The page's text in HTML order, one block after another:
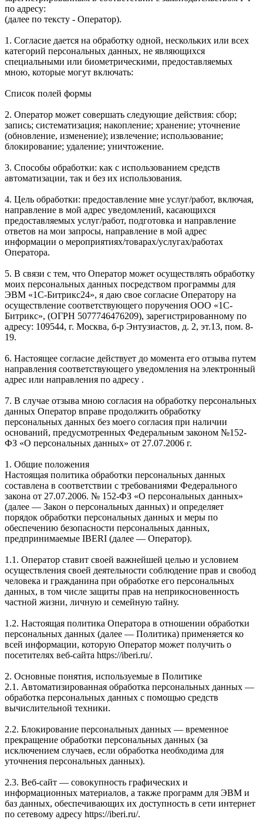
по адресу:
(далее по тексту - Оператор).
1. Согласие дается на обработку одной, нескольких или всех
категорий персональных данных, не являющихся
специальными или биометрическими, предоставляемых
мною, которые могут включать:
Список полей формы
2. Оператор может совершать следующие действия: сбор;
запись; систематизация; накопление; хранение; уточнение
(обновление, изменение); извлечение; использование;
блокирование; удаление; уничтожение.
3. Способы обработки: как с использованием средств
автоматизации, так и без их использования.
4. Цель обработки: предоставление мне услуг/работ, включая,
направление в мой адрес уведомлений, касающихся
предоставляемых услуг/работ, подготовка и направление
ответов на мои запросы, направление в мой адрес
информации о мероприятиях/товарах/услугах/работах
Оператора.
5. В связи с тем, что Оператор может осуществлять обработку
моих персональных данных посредством программы для
ЭВМ «1С-Битрикс24», я даю свое согласие Оператору на
осуществление соответствующего поручения ООО «1С-
Битрикс», (ОГРН 5077746476209), зарегистрированному по
адресу: 109544, г. Москва, б-р Энтузиастов, д. 2, эт.13, пом. 8-
19.
6. Настоящее согласие действует до момента его отзыва путем
направления соответствующего уведомления на электронный
адрес или направления по адресу .
7. В случае отзыва мною согласия на обработку персональных
данных Оператор вправе продолжить обработку
персональных данных без моего согласия при наличии
оснований, предусмотренных Федеральным законом №152-
ФЗ «О персональных данных» от 27.07.2006 г.
1. Общие положения
Настоящая политика обработки персональных данных
составлена в соответствии с требованиями Федерального
закона от 27.07.2006. № 152-ФЗ «О персональных данных»
(далее — Закон о персональных данных) и определяет
порядок обработки персональных данных и меры по
обеспечению безопасности персональных данных,
предпринимаемые IBERI (далее — Оператор).
1.1. Оператор ставит своей важнейшей целью и условием
осуществления своей деятельности соблюдение прав и свобод
человека и гражданина при обработке его персональных
данных, в том числе защиты прав на неприкосновенность
частной жизни, личную и семейную тайну.
1.2. Настоящая политика Оператора в отношении обработки
персональных данных (далее — Политика) применяется ко
всей информации, которую Оператор может получить о
посетителях веб-сайта https://iberi.ru/.
2. Основные понятия, используемые в Политике
2.1. Автоматизированная обработка персональных данных —
обработка персональных данных с помощью средств
вычислительной техники.
2.2. Блокирование персональных данных — временное
прекращение обработки персональных данных (за
исключением случаев, если обработка необходима для
уточнения персональных данных).
2.3. Веб-сайт — совокупность графических и
информационных материалов, а также программ для ЭВМ и
баз данных, обеспечивающих их доступность в сети интернет
по сетевому адресу https://iberi.ru/.